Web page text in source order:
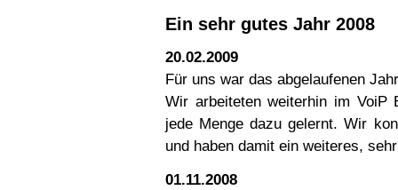
Ein sehr gutes Jahr 2008
20.02.2009
Für uns war das abgelaufenen
Wir arbeiteten weiterhin im VoiP
jede Menge dazu gelernt. Wir
und haben damit ein weiteres,
01.11.2008